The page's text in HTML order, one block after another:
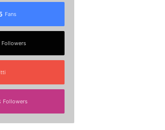
Fans
Followers
Followers